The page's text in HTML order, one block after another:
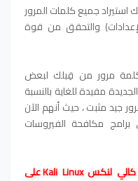
استيراد جميع كلمات المرور
والتحقق من قوة
مرور من قِبلك لبعض
مفيدة للغاية بالنسبة
جيد مثبت ، حيث أنهم الآن
مكافحة الفيروسات
شرح تثبيت الأصدار القديم والجديد كالي لنكس Kali Linux على